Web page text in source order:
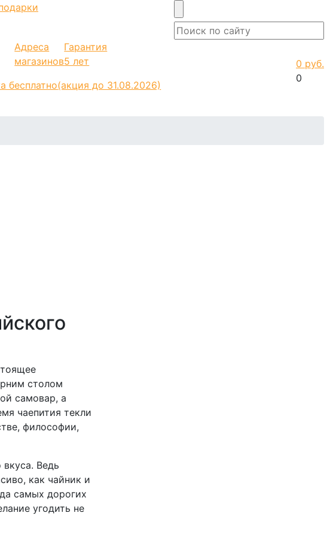
Адреса
магазинов
Гарантия
5 лет
бесплатно(акция до 31.08.2026)
0 руб.
0
столом
самовар, а
чаепития текли
философии,
Ведь
как чайник и
самых дорогих
угодить не